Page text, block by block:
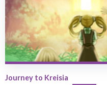
Journey to Kreisia